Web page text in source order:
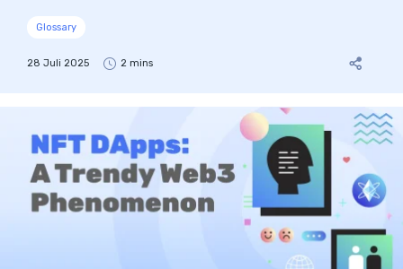
Glossary
28 Juli 2025 2 mins